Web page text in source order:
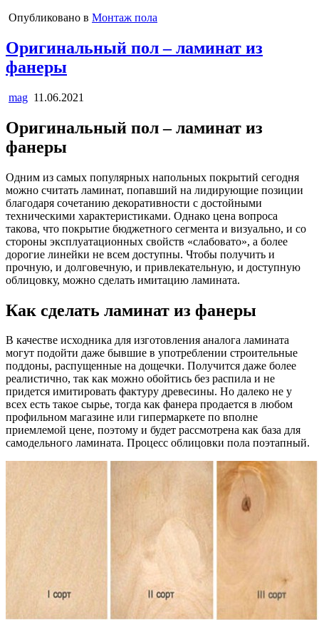
Опубликовано в Монтаж пола
Оригинальный пол – ламинат из
фанеры
mag 11.06.2021
Оригинальный пол – ламинат из
фанеры
Одним из самых популярных напольных покрытий сегодня
можно считать ламинат, попавший на лидирующие позиции
благодаря сочетанию декоративности с достойными
техническими характеристиками. Однако цена вопроса
такова, что покрытие бюджетного сегмента и визуально, и со
стороны эксплуатационных свойств «слабовато», а более
дорогие линейки не всем доступны. Чтобы получить и
прочную, и долговечную, и привлекательную, и доступную
облицовку, можно сделать имитацию ламината.
Как сделать ламинат из фанеры
В качестве исходника для изготовления аналога ламината
могут подойти даже бывшие в употреблении строительные
поддоны, распущенные на дощечки. Получится даже более
реалистично, так как можно обойтись без распила и не
придется имитировать фактуру древесины. Но далеко не у
всех есть такое сырье, тогда как фанера продается в любом
профильном магазине или гипермаркете по вполне
приемлемой цене, поэтому и будет рассмотрена как база для
самодельного ламината. Процесс облицовки пола поэтапный.